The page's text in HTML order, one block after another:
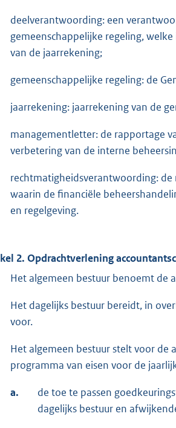
deelverantwoording: een
gemeenschappelijke regeling,
van de jaarrekening;
gemeenschappelijke regeling: de
jaarrekening: jaarrekening van de
managementletter: de rapportage
verbetering van de interne
rechtmatigheidsverantwoording:
waarin de financiële
en regelgeving.
2. Opdrachtverlening
Het algemeen bestuur benoemt de
Het dagelijks bestuur bereidt, in
voor.
Het algemeen bestuur stelt voor de
programma van eisen voor de
a.
de toe te passen
dagelijks bestuur en